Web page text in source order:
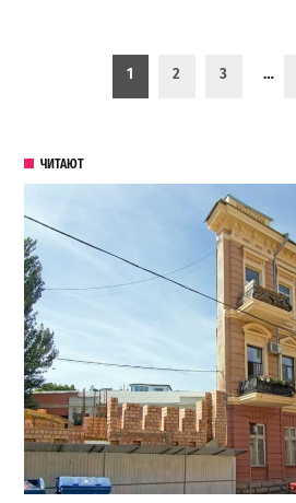
Пагинация записей
1 2 3 …
ЧИТАЮТ